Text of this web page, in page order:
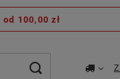
od 100,00 zł